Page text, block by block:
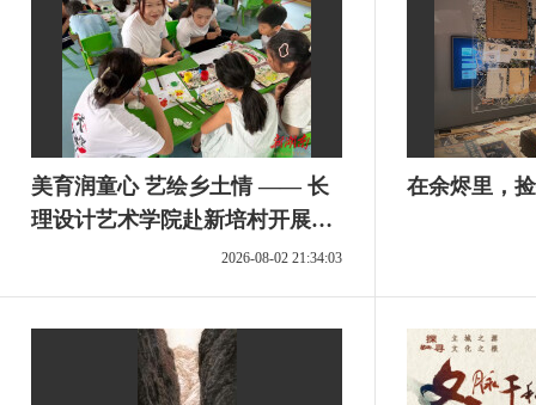
美育润童心 艺绘乡土情 —— 长
理设计艺术学院赴新培村开展乡
2026-08-02 21:34:03
在余烬里，